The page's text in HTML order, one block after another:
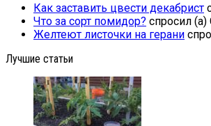
Как заставить цвести декабрист
Что за сорт помидор? спросил (а)
Желтеют листочки на герани
Лучшие статьи